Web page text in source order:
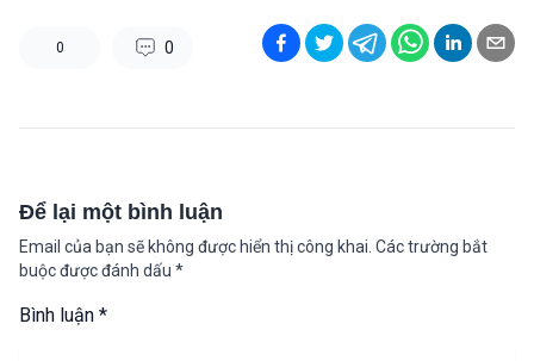
0 0
Để lại một bình luận
Email của bạn sẽ không được hiển thị công khai. Các trường bắt
buộc được đánh dấu *
Bình luận *